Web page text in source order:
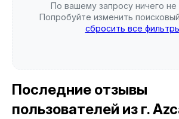
По вашему запросу ничего не
Попробуйте изменить
сбросить все
Последние отзывы
пользователей из г.